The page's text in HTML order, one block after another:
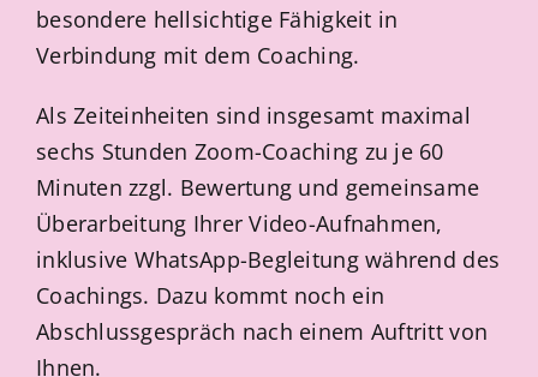
besondere hellsichtige Fähigkeit in
Verbindung mit dem Coaching.
Als Zeiteinheiten sind insgesamt maximal
sechs Stunden Zoom-Coaching zu je 60
Minuten zzgl. Bewertung und gemeinsame
Überarbeitung Ihrer Video-Aufnahmen,
inklusive WhatsApp-Begleitung während des
Coachings. Dazu kommt noch ein
Abschlussgespräch nach einem Auftritt von
Ihnen.